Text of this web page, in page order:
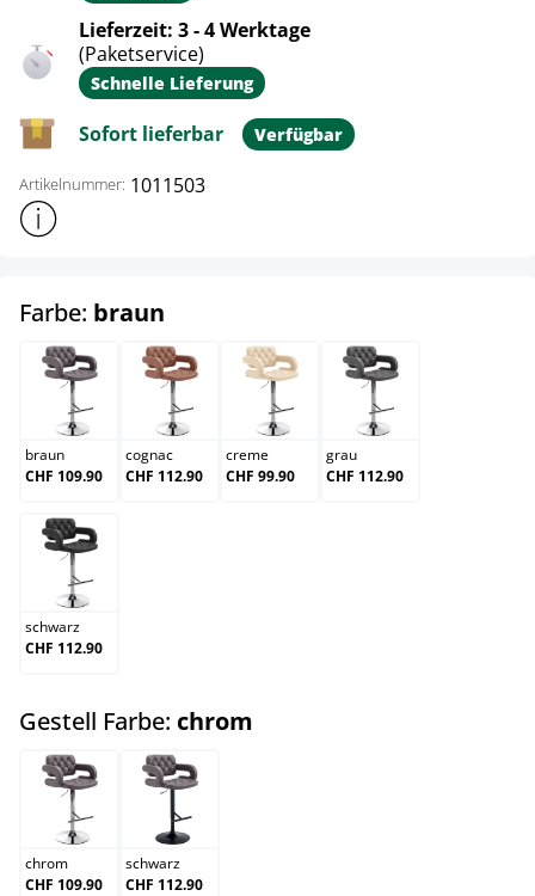
Lieferzeit: 3 - 4 Werktage
(Paketservice)
Schnelle Lieferung
Sofort lieferbar Verfügbar
Artikelnummer: 1011503
Weitere Produktinformationen anzeigen
Farbe: braun
braun
braun
CHF 109.90
cognac
cognac
CHF 112.90
creme
creme
CHF 99.90
grau
grau
CHF 112.90
schwarz
schwarz
CHF 112.90
Gestell Farbe: chrom
chrom
chrom
CHF 109.90
schwarz
schwarz
CHF 112.90